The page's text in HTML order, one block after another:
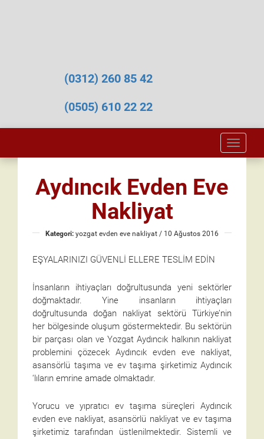
(0312) 260 85 42
(0505) 610 22 22
Toggle
Aydıncık Evden Eve
Nakliyat
Kategori: yozgat evden eve nakliyat / 10 Ağustos 2016
EŞYALARINIZI GÜVENLİ ELLERE TESLİM EDİN
İnsanların ihtiyaçları doğrultusunda yeni sektörler
doğmaktadır. Yine insanların ihtiyaçları
doğrultusunda doğan nakliyat sektörü Türkiye’nin
her bölgesinde oluşum göstermektedir. Bu sektörün
bir parçası olan ve Yozgat Aydıncık halkının nakliyat
problemini çözecek Aydıncık evden eve nakliyat,
asansörlü taşıma ve ev taşıma şirketimiz Aydıncık
‘lıların emrine amade olmaktadır.
Yorucu ve yıpratıcı ev taşıma süreçleri Aydıncık
evden eve nakliyat, asansörlü nakliyat ve ev taşıma
şirketimiz tarafından üstlenilmektedir. Sistemli ve